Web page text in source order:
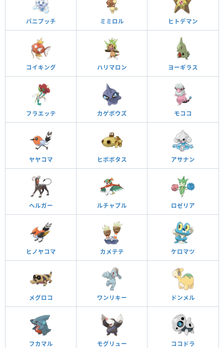
バニプッチ ミミロル ヒトデマン
コイキング ハリマロン ヨーギラス
フラエッテ カゲボウズ モココ
ヤヤコマ ヒポポタス アサナン
ヘルガー ルチャブル ロゼリア
ヒノヤコマ カメテテ ケロマツ
メグロコ ワンリキー ドンメル
フカマル モグリュー ココドラ